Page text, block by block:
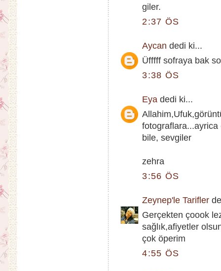
giler.
2:37 ÖS
Aycan dedi ki...
Üfffff sofraya bak
3:38 ÖS
Eya dedi ki...
bile, sevgiler
zehra
3:56 ÖS
Zeynep'le Tarifler
Gerçekten çoook
sağlık,afiyetler
çok öperim
4:55 ÖS